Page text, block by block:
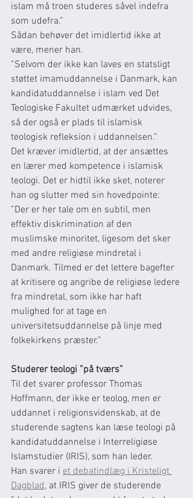
islam må troen studeres såvel indefra
som udefra.”
Sådan behøver det imidlertid ikke at
være, mener han.
”Selvom der ikke kan laves en statsligt
støttet imamuddannelse i Danmark, kan
kandidatuddannelse i islam ved Det
Teologiske Fakultet udmærket udvides,
så der også er plads til islamisk
teologisk refleksion i uddannelsen.”
Det kræver imidlertid, at der ansættes
en lærer med kompetence i islamisk
teologi. Det er hidtil ikke sket, noterer
han og slutter med sin hovedpointe:
”Der er her tale om en subtil, men
effektiv diskrimination af den
muslimske minoritet, ligesom det sker
med andre religiøse mindretal i
Danmark. Tilmed er det lettere bagefter
at kritisere og angribe de religiøse ledere
fra mindretal, som ikke har haft
mulighed for at tage en
universitetsuddannelse på linje med
folkekirkens præster.”
Studerer teologi ”på tværs”
Til det svarer professor Thomas
Hoffmann, der ikke er teolog, men er
uddannet i religionsvidenskab, at de
studerende sagtens kan læse teologi på
kandidatuddannelse i Interreligiøse
Islamstudier (IRIS), som han leder.
Han svarer i et debatindlæg i Kristeligt
Dagblad, at IRIS giver de studerende